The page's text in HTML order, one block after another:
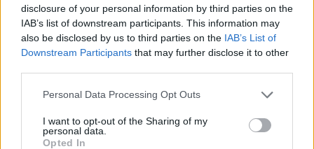
disclosure of your personal information by third parties on the
IAB’s list of downstream participants. This information may
also be disclosed by us to third parties on the IAB’s List of
Downstream Participants that may further disclose it to other
Personal Data Processing Opt Outs
I want to opt-out of the Sharing of my
personal data.
Opted In